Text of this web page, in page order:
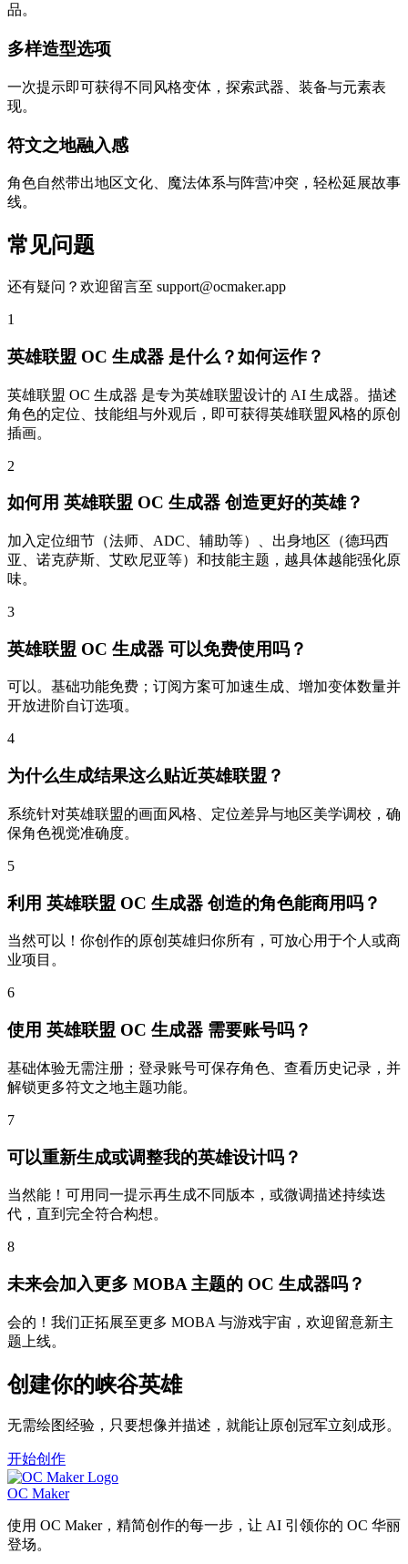
品。
多样造型选项
一次提示即可获得不同风格变体，探索武器、装备与元素表
现。
符文之地融入感
角色自然带出地区文化、魔法体系与阵营冲突，轻松延展故事
线。
常见问题
还有疑问？欢迎留言至 support@ocmaker.app
1
英雄联盟 OC 生成器 是什么？如何运作？
英雄联盟 OC 生成器 是专为英雄联盟设计的 AI 生成器。描述
角色的定位、技能组与外观后，即可获得英雄联盟风格的原创
插画。
2
如何用 英雄联盟 OC 生成器 创造更好的英雄？
加入定位细节（法师、ADC、辅助等）、出身地区（德玛西
亚、诺克萨斯、艾欧尼亚等）和技能主题，越具体越能强化原
味。
3
英雄联盟 OC 生成器 可以免费使用吗？
可以。基础功能免费；订阅方案可加速生成、增加变体数量并
开放进阶自订选项。
4
为什么生成结果这么贴近英雄联盟？
系统针对英雄联盟的画面风格、定位差异与地区美学调校，确
保角色视觉准确度。
5
利用 英雄联盟 OC 生成器 创造的角色能商用吗？
当然可以！你创作的原创英雄归你所有，可放心用于个人或商
业项目。
6
使用 英雄联盟 OC 生成器 需要账号吗？
基础体验无需注册；登录账号可保存角色、查看历史记录，并
解锁更多符文之地主题功能。
7
可以重新生成或调整我的英雄设计吗？
当然能！可用同一提示再生成不同版本，或微调描述持续迭
代，直到完全符合构想。
8
未来会加入更多 MOBA 主题的 OC 生成器吗？
会的！我们正拓展至更多 MOBA 与游戏宇宙，欢迎留意新主
题上线。
创建你的峡谷英雄
无需绘图经验，只要想像并描述，就能让原创冠军立刻成形。
开始创作
OC Maker
使用 OC Maker，精简创作的每一步，让 AI 引领你的 OC 华丽
登场。